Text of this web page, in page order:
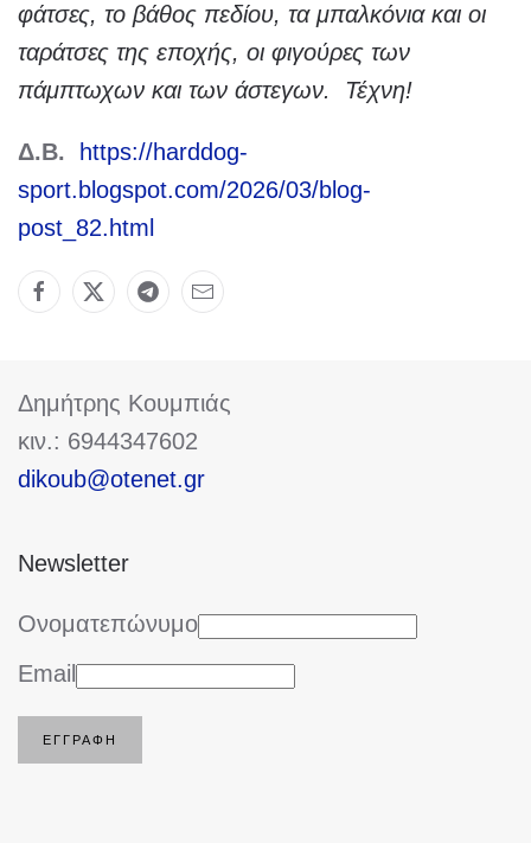
φάτσες, το βάθος πεδίου, τα μπαλκόνια και οι
ταράτσες της εποχής, οι φιγούρες των
πάμπτωχων και των άστεγων. Τέχνη!
Δ.Β.
https://harddog-
sport.blogspot.com/2026/03/blog-
post_82.html
Δημήτρης Κουμπιάς
κιν.: 6944347602
dikoub@otenet.gr
Newsletter
Ονοματεπώνυμο
Email
ΕΓΓΡΑΦΉ